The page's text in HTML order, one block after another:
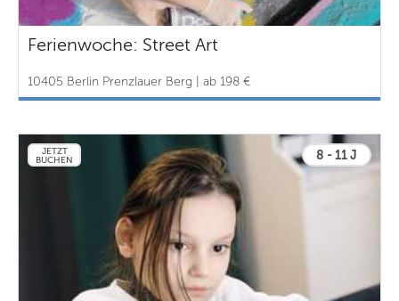
Ferienwoche: Street Art
10405 Berlin Prenzlauer Berg | ab 198 €
JETZT
BUCHEN
8 - 11 J